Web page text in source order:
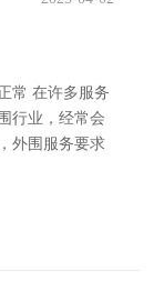
常 在许多服务
行业，经常会
外围服务要求